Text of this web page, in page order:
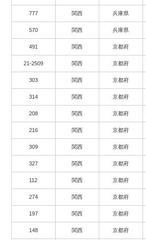
777 関西 兵庫県
570 関西 兵庫県
491 関西 京都府
21-2509 関西 京都府
303 関西 京都府
314 関西 京都府
208 関西 京都府
216 関西 京都府
309 関西 京都府
327 関西 京都府
112 関西 京都府
274 関西 京都府
197 関西 京都府
148 関西 京都府